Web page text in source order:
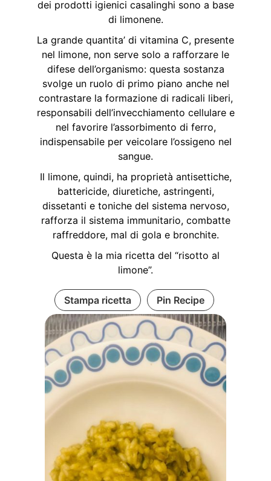
dei prodotti igienici casalinghi sono a base
di limonene.
La grande quantita’ di vitamina C, presente
nel limone, non serve solo a rafforzare le
difese dell’organismo: questa sostanza
svolge un ruolo di primo piano anche nel
contrastare la formazione di radicali liberi,
responsabili dell’invecchiamento cellulare e
nel favorire l’assorbimento di ferro,
indispensabile per veicolare l’ossigeno nel
sangue.
Il limone, quindi, ha proprietà antisettiche,
battericide, diuretiche, astringenti,
dissetanti e toniche del sistema nervoso,
rafforza il sistema immunitario, combatte
raffreddore, mal di gola e bronchite.
Questa è la mia ricetta del “risotto al
limone”.
Stampa ricetta Pin Recipe